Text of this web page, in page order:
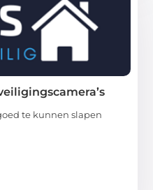
te kunnen slapen